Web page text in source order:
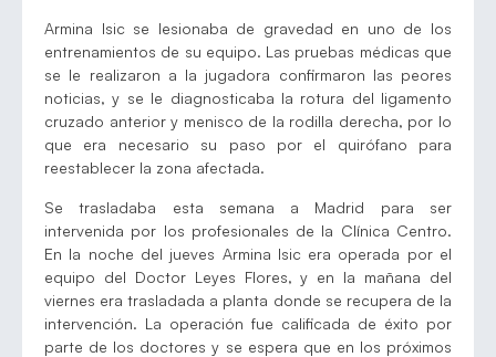
Armina Isic se lesionaba de gravedad en uno de los
entrenamientos de su equipo. Las pruebas médicas que
se le realizaron a la jugadora confirmaron las peores
noticias, y se le diagnosticaba la rotura del ligamento
cruzado anterior y menisco de la rodilla derecha, por lo
que era necesario su paso por el quirófano para
reestablecer la zona afectada.
Se trasladaba esta semana a Madrid para ser
intervenida por los profesionales de la Clínica Centro.
En la noche del jueves Armina Isic era operada por el
equipo del Doctor Leyes Flores, y en la mañana del
viernes era trasladada a planta donde se recupera de la
intervención. La operación fue calificada de éxito por
parte de los doctores y se espera que en los próximos